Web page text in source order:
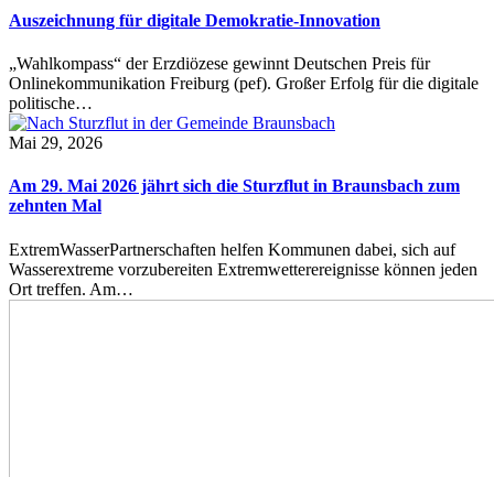
Auszeichnung für digitale Demokratie-Innovation
„Wahlkompass“ der Erzdiözese gewinnt Deutschen Preis für
Onlinekommunikation Freiburg (pef). Großer Erfolg für die digitale
politische…
Mai 29, 2026
Am 29. Mai 2026 jährt sich die Sturzflut in Braunsbach zum
zehnten Mal
ExtremWasserPartnerschaften helfen Kommunen dabei, sich auf
Wasserextreme vorzubereiten Extremwetterereignisse können jeden
Ort treffen. Am…